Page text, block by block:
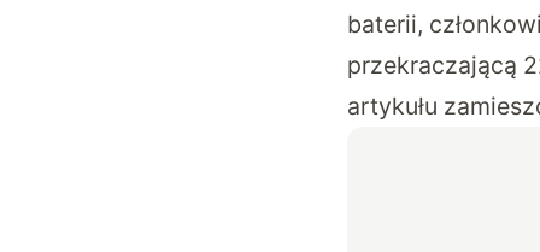
baterii,
przekraczającą
artykułu